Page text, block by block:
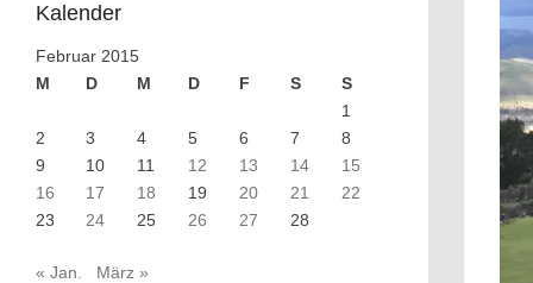
Kalender
Februar 2015
M
D M D F S
S
1
2
3 4 5 6 7
8
9
10 11 12 13 14
15
16
17 18 19 20 21
22
23
24 25 26 27 28
« Jan. März »